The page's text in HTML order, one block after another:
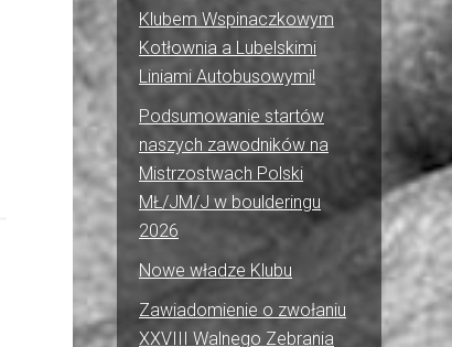
Klubem Wspinaczkowym
Kotłownia a Lubelskimi
Liniami Autobusowymi!
Podsumowanie startów
naszych zawodników na
Mistrzostwach Polski
MŁ/JM/J w boulderingu
2026
Nowe władze Klubu
Zawiadomienie o zwołaniu
XXVIII Walnego Zebrania